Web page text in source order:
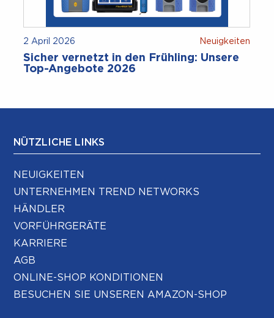
2 April 2026 Neuigkeiten
Sicher vernetzt in den Frühling: Unsere
Top-Angebote 2026
NÜTZLICHE LINKS
NEUIGKEITEN
UNTERNEHMEN TREND NETWORKS
HÄNDLER
VORFÜHRGERÄTE
KARRIERE
AGB
ONLINE-SHOP KONDITIONEN
BESUCHEN SIE UNSEREN AMAZON-SHOP